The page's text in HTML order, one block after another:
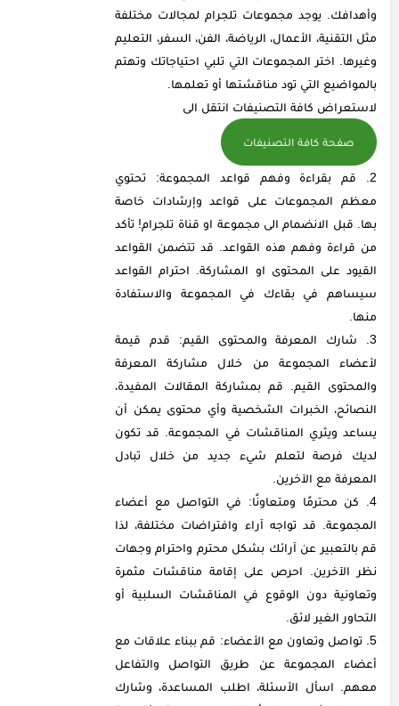
وأهدافك. يوجد مجموعات تلجرام لمجالات مختلفة
مثل التقنية، الأعمال، الرياضة، الفن، السفر، التعليم
وغيرها. اختر المجموعات التي تلبي احتياجاتك وتهتم
بالمواضيع التي تود مناقشتها أو تعلمها.
لاستعراض كافة التصنيفات انتقل الى
صفحة كافة التصنيفات
قم بقراءة وفهم قواعد المجموعة: تحتوي
معظم المجموعات على قواعد وإرشادات خاصة
بها. قبل الانضمام الى مجموعة او قناة تلجرام! تأكد
من قراءة وفهم هذه القواعد. قد تتضمن القواعد
القيود على المحتوى او المشاركة. احترام القواعد
سيساهم في بقاءك في المجموعة والاستفادة
منها.
شارك المعرفة والمحتوى القيم: قدم قيمة
لأعضاء المجموعة من خلال مشاركة المعرفة
والمحتوى القيم. قم بمشاركة المقالات المفيدة،
النصائح، الخبرات الشخصية وأي محتوى يمكن أن
يساعد ويثري المناقشات في المجموعة. قد تكون
لديك فرصة لتعلم شيء جديد من خلال تبادل
المعرفة مع الآخرين.
كن محترمًا ومتعاونًا: في التواصل مع أعضاء
المجموعة. قد تواجه آراء وافتراضات مختلفة، لذا
قم بالتعبير عن آرائك بشكل محترم واحترام وجهات
نظر الآخرين. احرص على إقامة مناقشات مثمرة
وتعاونية دون الوقوع في المناقشات السلبية أو
التحاور الغير لائق.
تواصل وتعاون مع الأعضاء: قم ببناء علاقات مع
أعضاء المجموعة عن طريق التواصل والتفاعل
معهم. اسأل الأسئلة، اطلب المساعدة، وشارك